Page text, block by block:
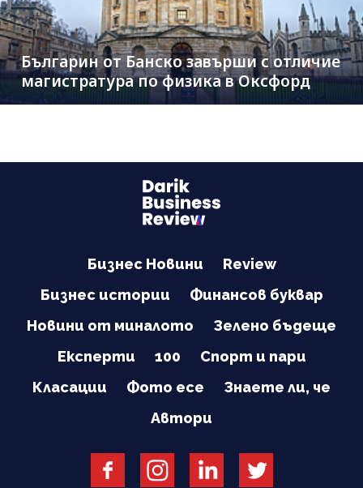
Българин от Банско завърши с отличие
магистратура по физика в Оксфорд
Бизнес Новини
Review
Бизнес истории
Финансов буквар
Новини от миналото
Зелено бъдеще
Експерти
100
Спорт и пари
Класации
Фото есе
Знаете ли, че
Автори